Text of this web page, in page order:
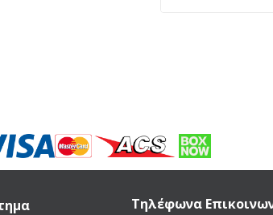
Τηλέφωνα